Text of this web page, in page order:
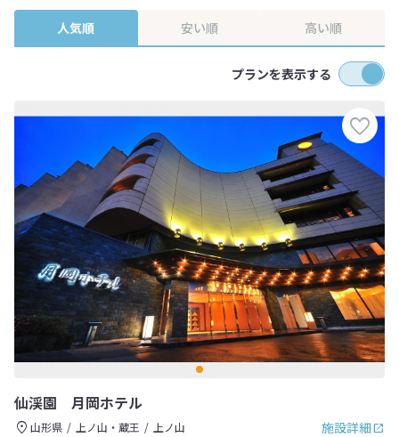
人気順 安い順 高い順
プランを表示する
仙渓園 月岡ホテル
施設詳細
山形県 上ノ山・蔵王
上ノ山